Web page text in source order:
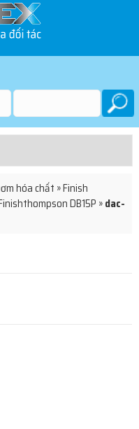
hóa chất »Finish
DB15P »dac-